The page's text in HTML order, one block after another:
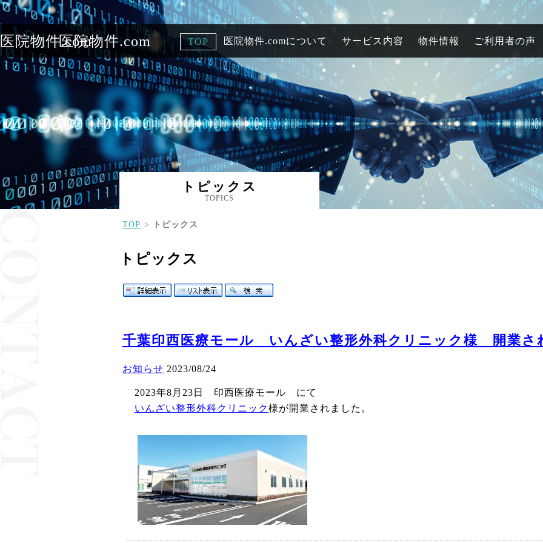
医院物件.com TOP 医院物件.comについて サービス内容 物件情報 ご利用者の声
医院物件.com
トピックス
TOPICS
TOP トピックス
トピックス
千葉印西医療モール いんざい整形外科クリニック様 開業さ
お知らせ 2023/08/24
2023年8月23日 印西医療モール にて
いんざい整形外科クリニック様が開業されました。